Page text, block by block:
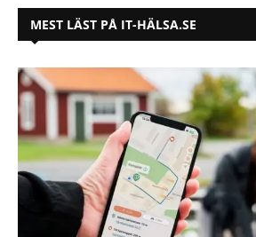
MEST LÄST PÅ IT-HÄLSA.SE